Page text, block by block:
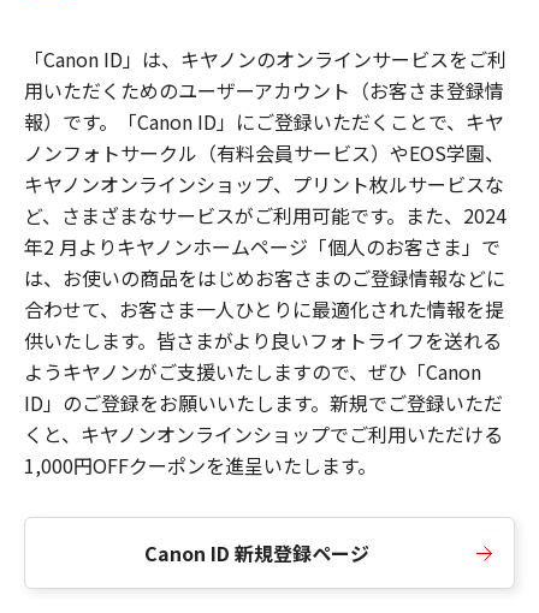
「Canon ID」は、キヤノンのオンラインサービスをご利
用いただくためのユーザーアカウント（お客さま登録情
報）です。「Canon ID」にご登録いただくことで、キヤ
ノンフォトサークル（有料会員サービス）やEOS学園、
キヤノンオンラインショップ、プリント枚ルサービスな
ど、さまざまなサービスがご利用可能です。また、2024
年2 月よりキヤノンホームページ「個人のお客さま」で
は、お使いの商品をはじめお客さまのご登録情報などに
合わせて、お客さま一人ひとりに最適化された情報を提
供いたします。皆さまがより良いフォトライフを送れる
ようキヤノンがご支援いたしますので、ぜひ「Canon
ID」のご登録をお願いいたします。新規でご登録いただ
くと、キヤノンオンラインショップでご利用いただける
1,000円OFFクーポンを進呈いたします。
Canon ID 新規登録ページ